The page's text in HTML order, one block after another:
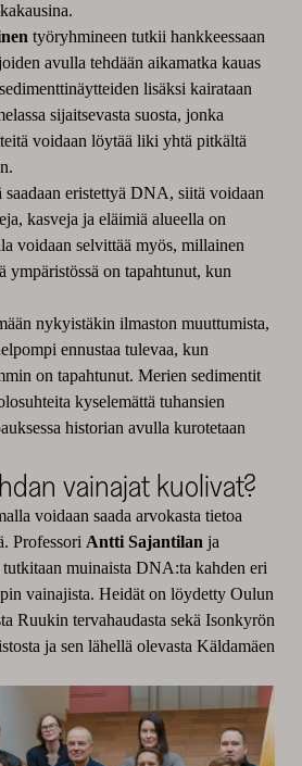
työryhmineen tutkii hankkeessaan
avulla tehdään aikamatka kauas
lisäksi kairataan
sijaitsevasta suosta, jonka
voidaan löytää liki yhtä pitkältä
saadaan eristettyä DNA, siitä voidaan
kasveja ja eläimiä alueella on
voidaan selvittää myös, millainen
ympäristössä on tapahtunut, kun
nykyistäkin ilmaston muuttumista,
ennustaa tulevaa, kun
on tapahtunut. Merien sedimentit
kyselemättä tuhansien
historian avulla kurotetaan
vainajat kuolivat?
voidaan saada arvokasta tietoa
Professori Antti Sajantilan ja
muinaista DNA:ta kahden eri
vainajista. Heidät on löydetty Oulun
Ruukin tervahaudasta sekä Isonkyrön
ja sen lähellä olevasta Käldamäen